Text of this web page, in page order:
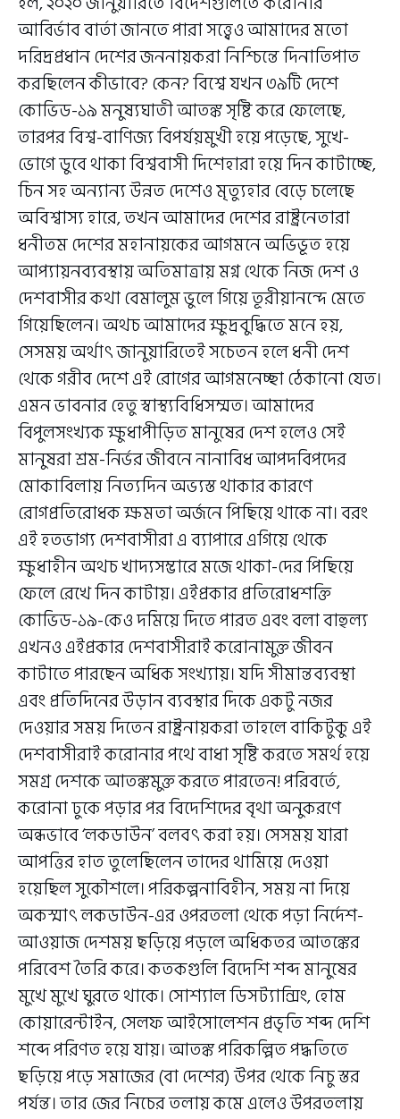
আবির্ভাব বার্তা জানতে পারা সত্ত্বেও আমাদের মতো
দরিদ্রপ্রধান দেশের জননায়করা নিশ্চিন্তে দিনাতিপাত
করছিলেন কীভাবে? কেন? বিশ্বে যখন ৩৯টি দেশে
কোভিড-১৯ মনুষ্যঘাতী আতঙ্ক সৃষ্টি করে ফেলেছে,
তারপর বিশ্ব-বাণিজ্য বিপর্যয়মুখী হয়ে পড়েছে, সুখে-
ভোগে ডুবে থাকা বিশ্ববাসী দিশেহারা হয়ে দিন কাটাচ্ছে,
চিন সহ অন্যান্য উন্নত দেশেও মৃত্যুহার বেড়ে চলেছে
অবিশ্বাস্য হারে, তখন আমাদের দেশের রাষ্ট্রনেতারা
ধনীতম দেশের মহানায়কের আগমনে অভিভূত হয়ে
আপ্যায়নব্যবস্থায় অতিমাত্রায় মগ্ন থেকে নিজ দেশ ও
দেশবাসীর কথা বেমালুম ভুলে গিয়ে তূরীয়ানন্দে মেতে
গিয়েছিলেন। অথচ আমাদের ক্ষুদ্রবুদ্ধিতে মনে হয়,
সেসময় অর্থাৎ জানুয়ারিতেই সচেতন হলে ধনী দেশ
থেকে গরীব দেশে এই রোগের আগমনেচ্ছা ঠেকানো যেত।
এমন ভাবনার হেতু স্বাস্থ্যবিধিসম্মত। আমাদের
বিপুলসংখ্যক ক্ষুধাপীড়িত মানুষের দেশ হলেও সেই
মানুষরা শ্রম-নির্ভর জীবনে নানাবিধ আপদবিপদের
মোকাবিলায় নিত্যদিন অভ্যস্ত থাকার কারণে
রোগপ্রতিরোধক ক্ষমতা অর্জনে পিছিয়ে থাকে না। বরং
এই হতভাগ্য দেশবাসীরা এ ব্যাপারে এগিয়ে থেকে
ক্ষুধাহীন অথচ খাদ্যসম্ভারে মজে থাকা-দের পিছিয়ে
ফেলে রেখে দিন কাটায়। এইপ্রকার প্রতিরোধশক্তি
কোভিড-১৯-কেও দমিয়ে দিতে পারত এবং বলা বাহুল্য
এখনও এইপ্রকার দেশবাসীরাই করোনামুক্ত জীবন
কাটাতে পারছেন অধিক সংখ্যায়। যদি সীমান্তব্যবস্থা
এবং প্রতিদিনের উড়ান ব্যবস্থার দিকে একটু নজর
দেওয়ার সময় দিতেন রাষ্ট্রনায়করা তাহলে বাকিটুকু এই
দেশবাসীরাই করোনার পথে বাধা সৃষ্টি করতে সমর্থ হয়ে
সমগ্র দেশকে আতঙ্কমুক্ত করতে পারতেন! পরিবর্তে,
করোনা ঢুকে পড়ার পর বিদেশিদের বৃথা অনুকরণে
অন্ধভাবে ‘লকডাউন’ বলবৎ করা হয়। সেসময় যারা
আপত্তির হাত তুলেছিলেন তাদের থামিয়ে দেওয়া
হয়েছিল সুকৌশলে। পরিকল্পনাবিহীন, সময় না দিয়ে
অকস্মাৎ লকডাউন-এর ওপরতলা থেকে পড়া নির্দেশ-
আওয়াজ দেশময় ছড়িয়ে পড়লে অধিকতর আতঙ্কের
পরিবেশ তৈরি করে। কতকগুলি বিদেশি শব্দ মানুষের
মুখে মুখে ঘুরতে থাকে। সোশ্যাল ডিসট্যান্সিং, হোম
কোয়ারেন্টাইন, সেলফ আইসোলেশন প্রভৃতি শব্দ দেশি
শব্দে পরিণত হয়ে যায়। আতঙ্ক পরিকল্পিত পদ্ধতিতে
ছড়িয়ে পড়ে সমাজের (বা দেশের) উপর থেকে নিচু স্তর
পর্যন্ত। তার জের নিচের তলায় কমে এলেও উপরতলায়